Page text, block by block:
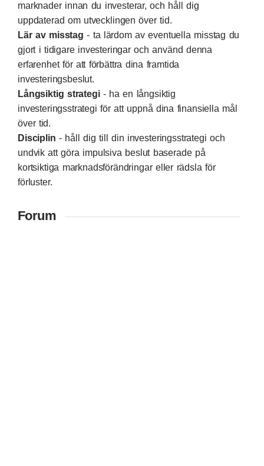
marknader innan du investerar, och håll dig
uppdaterad om utvecklingen över tid.
Lär av misstag - ta lärdom av eventuella misstag du
gjort i tidigare investeringar och använd denna
erfarenhet för att förbättra dina framtida
investeringsbeslut.
Långsiktig strategi - ha en långsiktig
investeringsstrategi för att uppnå dina finansiella mål
över tid.
Disciplin - håll dig till din investeringsstrategi och
undvik att göra impulsiva beslut baserade på
kortsiktiga marknadsförändringar eller rädsla för
förluster.
Forum